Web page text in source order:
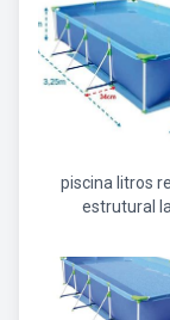
piscina litros
estrutural